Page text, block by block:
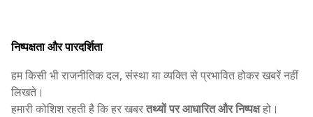
निष्पक्षता और पारदर्शिता
हम किसी भी राजनीतिक दल, संस्था या व्यक्ति से प्रभावित होकर खबरें नहीं
लिखते।
हमारी कोशिश रहती है कि हर खबरतथ्यों पर आधारित और निष्पक्षहो।